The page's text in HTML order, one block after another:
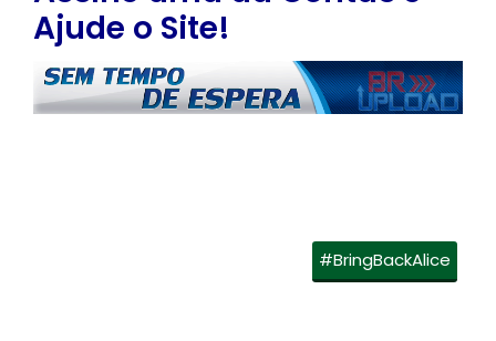
Ajude o Site!
#BringBackAlice